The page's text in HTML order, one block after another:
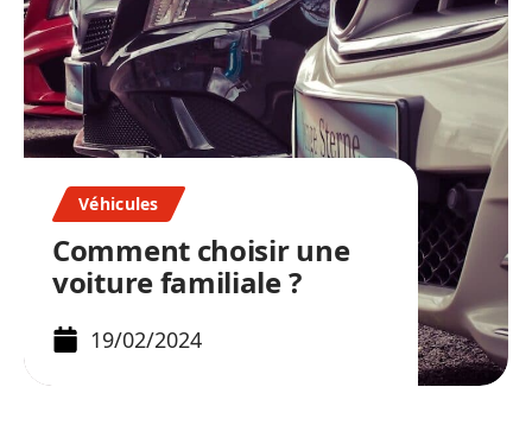
Véhicules
Comment choisir une
voiture familiale ?
19/02/2024